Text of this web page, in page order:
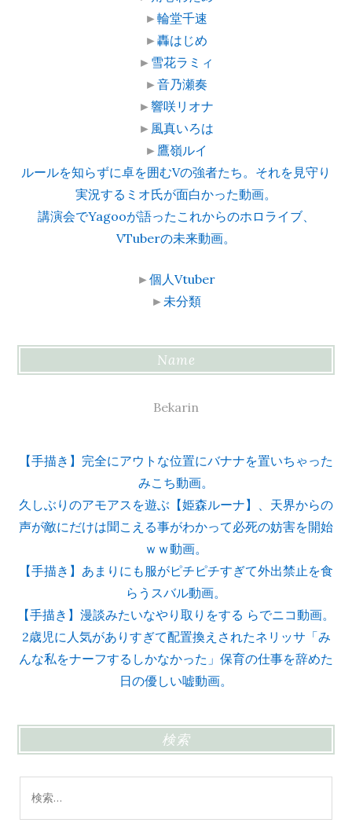
►輪堂千速
►轟はじめ
► 雪花ラミィ
►音乃瀬奏
►響咲リオナ
► 風真いろは
► 鷹嶺ルイ
ルールを知らずに卓を囲むVの強者たち。それを見守り
実況するミオ氏が面白かった動画。
講演会でYagooが語ったこれからのホロライブ、
VTuberの未来動画。
►個人Vtuber
► 未分類
Name
Bekarin
【手描き】完全にアウトな位置にバナナを置いちゃった
みこち動画。
久しぶりのアモアスを遊ぶ【姫森ルーナ】、天界からの
声が敵にだけは聞こえる事がわかって必死の妨害を開始
ｗｗ動画。
【手描き】あまりにも服がピチピチすぎて外出禁止を食
らうスバル動画。
【手描き】漫談みたいなやり取りをする らでニコ動画。
2歳児に人気がありすぎて配置換えされたネリッサ「み
んな私をナーフするしかなかった」保育の仕事を辞めた
日の優しい嘘動画。
検索
索: